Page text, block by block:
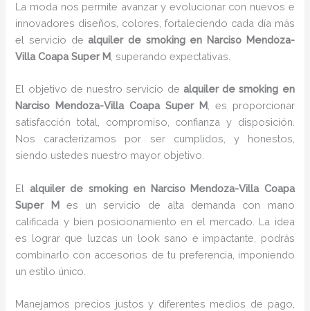
La moda nos permite avanzar y evolucionar con nuevos e
innovadores diseños, colores, fortaleciendo cada día más
el servicio dealquiler de smoking en Narciso Mendoza-
Villa Coapa Super M , superando expectativas.
El objetivo de nuestro servicio de alquiler de smoking en
Narciso Mendoza-Villa Coapa Super M, es proporcionar
satisfacción total, compromiso, confianza y disposición.
Nos caracterizamos por ser cumplidos, y honestos,
siendo ustedes nuestro mayor objetivo.
El alquiler de smoking en Narciso Mendoza-Villa Coapa
Super M es un servicio de alta demanda con mano
calificada y bien posicionamiento en el mercado. La idea
es lograr que luzcas un look sano e impactante, podrás
combinarlo con accesorios de tu preferencia, imponiendo
un estilo único.
Manejamos precios justos y diferentes medios de pago,